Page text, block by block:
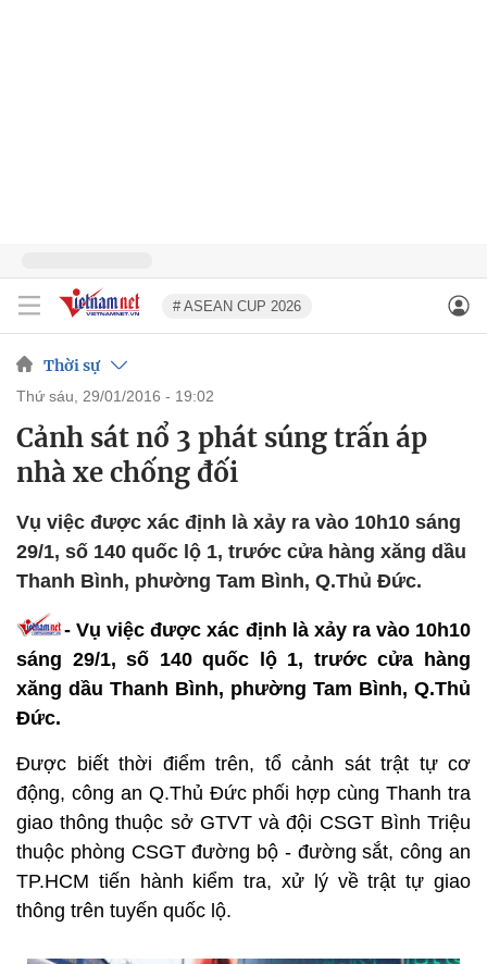
# ASEAN CUP 2026
Thời sự
thứ sáu, 29/01/2016 - 19:02
Cảnh sát nổ 3 phát súng trấn áp
nhà xe chống đối
Vụ việc được xác định là xảy ra vào 10h10 sáng
29/1, số 140 quốc lộ 1, trước cửa hàng xăng dầu
Thanh Bình, phường Tam Bình, Q.Thủ Đức.
-Vụ việc được xác định là xảy ra vào 10h10
sáng 29/1, số 140 quốc lộ 1, trước cửa hàng
xăng dầu Thanh Bình, phường Tam Bình, Q.Thủ
Đức.
Được biết thời điểm trên, tổ cảnh sát trật tự cơ
động, công an Q.Thủ Đức phối hợp cùng Thanh tra
giao thông thuộc sở GTVT và đội CSGT Bình Triệu
thuộc phòng CSGT đường bộ - đường sắt, công an
TP.HCM tiến hành kiểm tra, xử lý về trật tự giao
thông trên tuyến quốc lộ.